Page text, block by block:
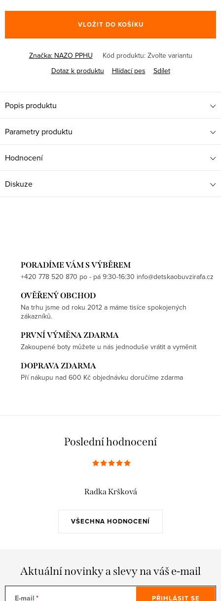
cena:
VLOŽIT DO KOŠÍKU
Značka: NAZO PPHU Kód produktu: Zvolte variantu
Dotaz k produktu
Hlídací pes Sdílet
Popis produktu
Parametry produktu
Hodnocení
Diskuze
PORADÍME VÁM S VÝBĚREM
+420 778 520 870 po - pá 9:30-16:30 info@detskaobuvzirafa.cz
OVĚŘENÝ OBCHOD
Na trhu jsme od roku 2012 a máme tisíce spokojených
zákazníků.
PRVNÍ VÝMĚNA ZDARMA
Zakoupené boty můžete u nás jednoduše vrátit a vyměnit
DOPRAVA ZDARMA
Pří nákupu nad 600 Kč objednávku doručíme zdarma
Poslední hodnocení
VŠECHNA HODNOCENÍ
Radka Kršková
Aktuální novinky a slevy na váš e-mail
E-mail PŘIHLÁSIT SE